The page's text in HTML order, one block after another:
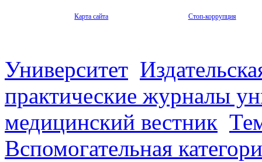
Карта сайта Стоп-коррупция
Университет
практические журналы
медицинский вестник
Вспомогательная